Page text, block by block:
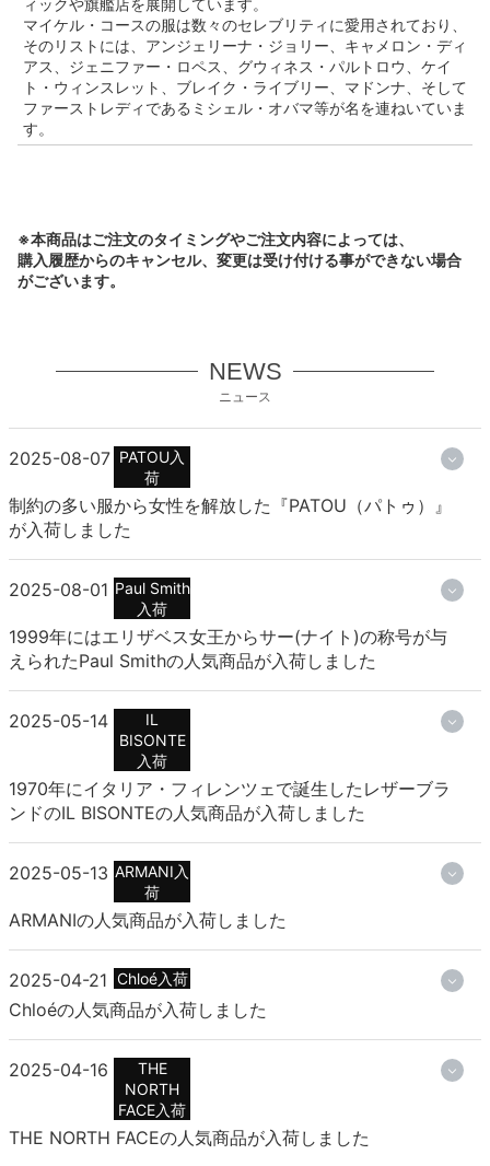
マイケル・コースの服は数々のセレブリティに愛用されており、
そのリストには、アンジェリーナ・ジョリー、キャメロン・ディ
アス、ジェニファー・ロペス、グウィネス・パルトロウ、ケイ
ト・ウィンスレット、ブレイク・ライブリー、マドンナ、そして
ファーストレディであるミシェル・オバマ等が名を連ねいていま
す。
※本商品はご注文のタイミングやご注文内容によっては、
購入履歴からのキャンセル、変更は受け付ける事ができない場合
がございます。
NEWS
ニュース
2025-08-07 PATOU入
荷
制約の多い服から女性を解放した『PATOU（パトゥ）』
が入荷しました
2025-08-01 Paul Smith
入荷
1999年にはエリザベス女王からサー(ナイト)の称号が与
えられたPaul Smithの人気商品が入荷しました
2025-05-14
IL
BISONTE
入荷
1970年にイタリア・フィレンツェで誕生したレザーブラ
ンドのIL BISONTEの人気商品が入荷しました
2025-05-13 ARMANI入
荷
ARMANIの人気商品が入荷しました
2025-04-21 Chloé入荷
Chloéの人気商品が入荷しました
2025-04-16
THE
NORTH
FACE入荷
THE NORTH FACEの人気商品が入荷しました